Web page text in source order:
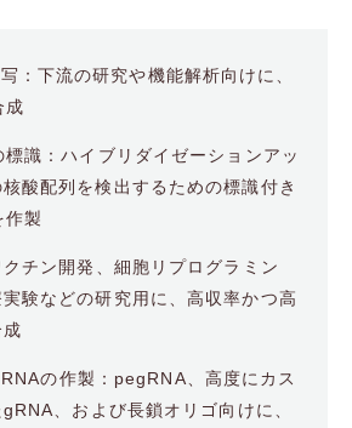
：下流の研究や機能解析向けに、
成
識：ハイブリダイゼーションアッ
酸配列を検出するための標識付き
作製
チン開発、細胞リプログラミン
験などの研究用に、高収率かつ高
の作製：pegRNA、高度にカス
、および長鎖オリゴ向けに、